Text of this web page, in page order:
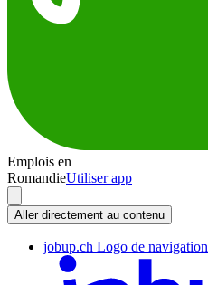
Emplois en
RomandieUtiliser app
Aller directement au contenu
jobup.ch Logo de navigation